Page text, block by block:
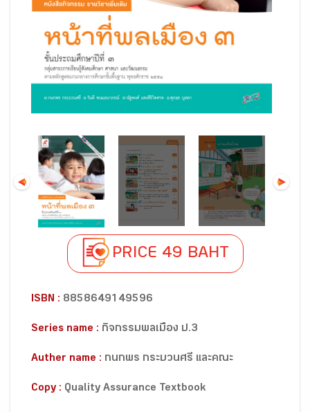
PRICE 49 BAHT
ISBN : 8858649149596
Series name : กิจกรรมพลเมือง ป.3
Auther name : กนกพร กระบวนศรี และคณะ
Copy : Quality Assurance Textbook